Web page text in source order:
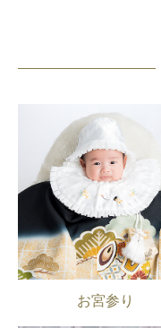
お宮参り